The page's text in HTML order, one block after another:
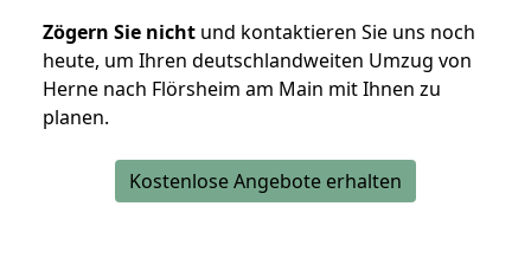
Zögern Sie nicht und kontaktieren Sie uns noch
heute, um Ihren deutschlandweiten Umzug von
Herne nach Flörsheim am Main mit Ihnen zu
planen.
Kostenlose Angebote erhalten